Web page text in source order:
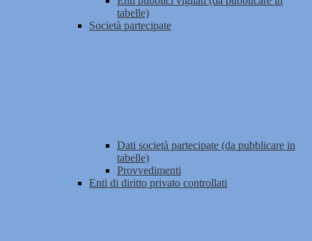
tabelle)
Società partecipate
Dati società partecipate (da pubblicare in
tabelle)
Provvedimenti
Enti di diritto privato controllati